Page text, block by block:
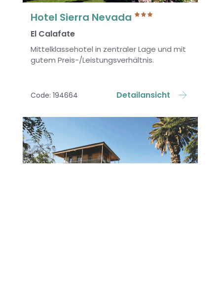
Hotel Sierra Nevada
El Calafate
Mittelklassehotel in zentraler Lage und mit
gutem Preis-/Leistungsverhältnis.
Code: 194664 Detailansicht